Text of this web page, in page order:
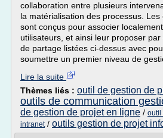
collaboration entre plusieurs
la matérialisation des processus.
sont conçus pour associer
utilisateurs, et ainsi leur proposer
de partage listées ci-dessus avec
soumettre un premier niveau de
Lire la suite
Thèmes liés : outil de gestion de
outils de communication
de gestion de projet en ligne / outil
intranet/ outils gestion de projet